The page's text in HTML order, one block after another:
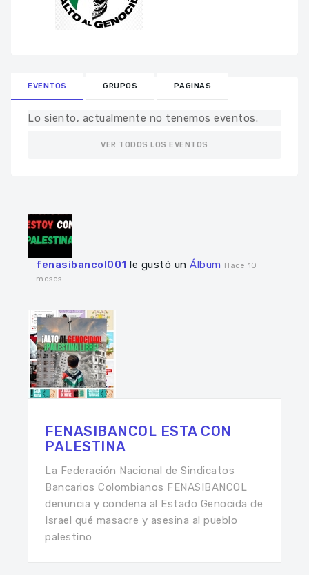
EVENTOS GRUPOS PAGINAS
Lo siento, actualmente no tenemos eventos.
VER TODOS LOS EVENTOS
fenasibancol001 le gustó un Álbum Hace 10
meses
FENASIBANCOL ESTA CON
PALESTINA
La Federación Nacional de Sindicatos
Bancarios Colombianos FENASIBANCOL
denuncia y condena al Estado Genocida de
Israel qué masacre y asesina al pueblo
palestino